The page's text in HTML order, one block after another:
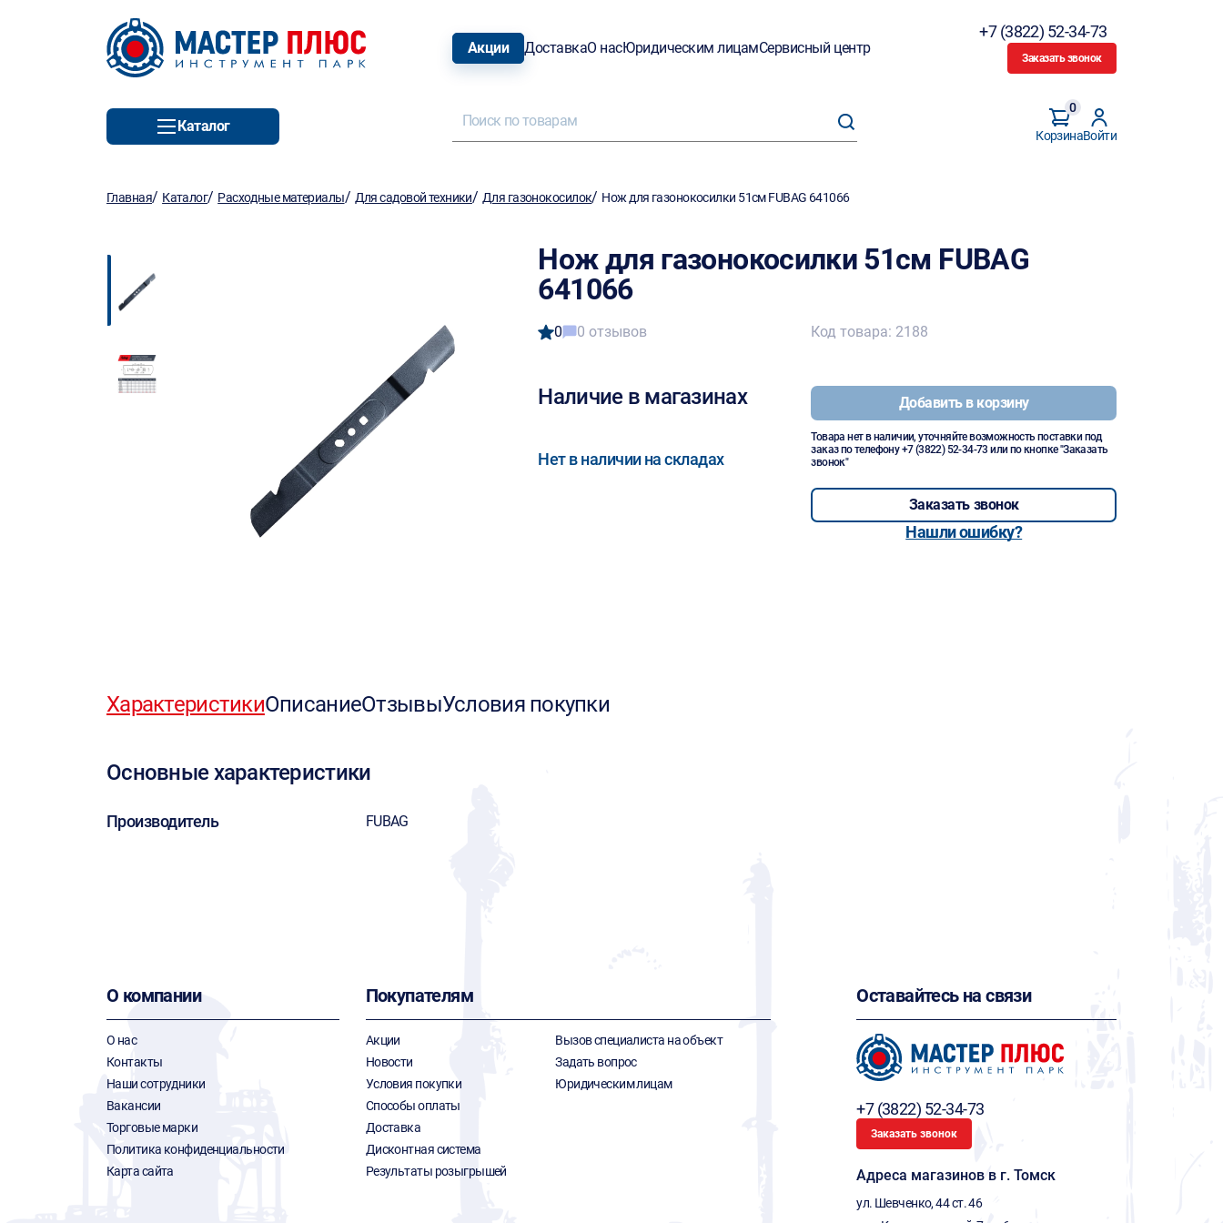
Акции ДоставкаО насЮридическим лицамСервисный центр
+7 (3822) 52-34-73
Заказать звонок
Каталог
Корзина
0
Войти
Главная/ Каталог/ Расходные материалы/ Для садовой техники/ Для газонокосилок/ Нож для газонокосилки 51см FUBAG 641066
Нож для газонокосилки 51см FUBAG
641066
0 0 отзывов
Наличие в магазинах
Нет в наличии на складах
Код товара: 2188
Добавить в корзину
Товара нет в наличии, уточняйте возможность поставки под
заказ по телефону+7 (3822) 52-34-73 или по кнопке "Заказать
звонок"
Заказать звонок
Нашли ошибку?
ХарактеристикиОписаниеОтзывыУсловия покупки
Основные характеристики
Производитель FUBAG
О компании
О нас
Контакты
Наши сотрудники
Вакансии
Торговые марки
Политика конфиденциальности
Карта сайта
Покупателям
Акции
Новости
Условия покупки
Способы оплаты
Доставка
Дисконтная система
Результаты розыгрышей
Вызов специалиста на объект
Задать вопрос
Юридическим лицам
Оставайтесь на связи
+7 (3822) 52-34-73
Заказать звонок
Адреса магазинов в г. Томск
ул. Шевченко, 44 ст. 46